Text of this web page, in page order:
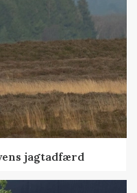
jagtadfærd